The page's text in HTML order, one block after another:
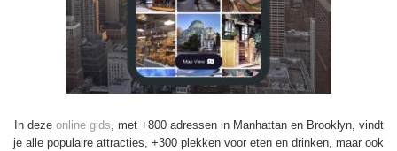
In deze online gids, met +800 adressen in Manhattan en Brooklyn, vindt
je alle populaire attracties, +300 plekken voor eten en drinken, maar ook